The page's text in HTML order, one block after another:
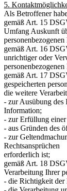
5.
Als Betroffener
gemäß Art. 15
Umfang Auskunft
gemäß Art. 16
unrichtiger oder
gemäß Art. 17
gespeicherten
die weitere
- zur Ausübung des
Information;
- zur Erfüllung
- aus Gründen des
- zur
Rechtsansprüchen
erforderlich ist;
gemäß Art. 18
Verarbeitung Ihrer
- die Richtigkeit der